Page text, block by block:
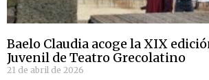
Baelo Claudia acoge la XIX
Juvenil de Teatro Grecolatino
21 de abril de 2026